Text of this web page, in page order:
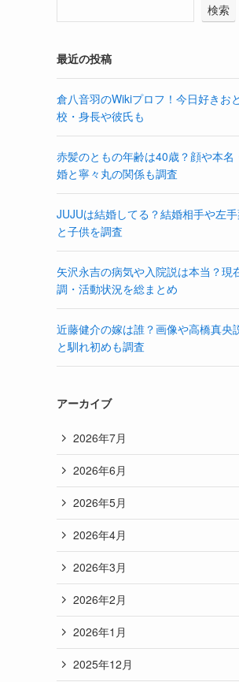
検索
最近の投稿
倉八音羽のWikiプロフ！今日好きお
校・身長や彼氏も
赤髪のともの年齢は40歳？顔や本名
婚と寧々丸の関係も調査
JUJUは結婚してる？結婚相手や左
と子供を調査
矢沢永吉の病気や入院説は本当？現
調・活動状況を総まとめ
近藤健介の嫁は誰？画像や高橋真央
と馴れ初めも調査
アーカイブ
2026年7月
2026年6月
2026年5月
2026年4月
2026年3月
2026年2月
2026年1月
2025年12月